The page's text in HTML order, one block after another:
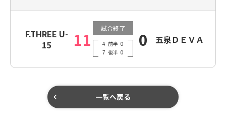
F.THREE U-
15
11
試合終了
4 前半 0
7 後半 0
0 五泉ＤＥＶＡ
一覧へ戻る